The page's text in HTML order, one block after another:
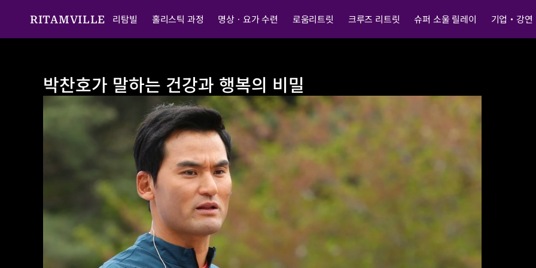
RITAMVILLE 리탐빌 홀리스틱 과정 명상ㆍ요가 수련 로움리트릿 크루즈 리트릿 슈퍼 소울 릴레이 기업・강연
박찬호가 말하는 건강과 행복의 비밀